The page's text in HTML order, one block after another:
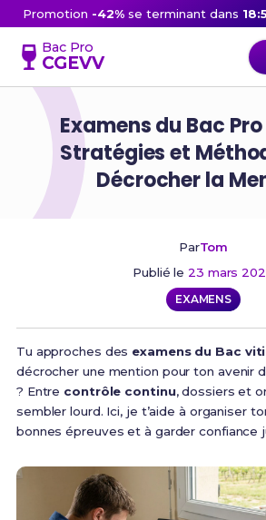
Promotion -42%se terminant dans
Bac Pro
CGEVV
Examens du Bac Pro
Stratégies et
Décrocher la
ParTom
Publié le 23 mars
EXAMENS
Tu approches des examens du Bac
décrocher une mention pour ton avenir
? Entre contrôle continu, dossiers et
sembler lourd. Ici, je t’aide à organiser
bonnes épreuves et à garder confiance